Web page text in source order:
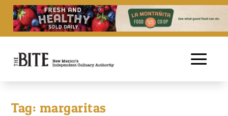
Tag: margaritas